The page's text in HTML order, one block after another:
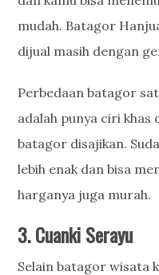
mudah. Batagor
dijual masih dengan
Perbedaan batagor
adalah punya ciri khas
batagor disajikan.
lebih enak dan bisa
harganya juga murah.
3. Cuanki Serayu
Selain batagor wisata